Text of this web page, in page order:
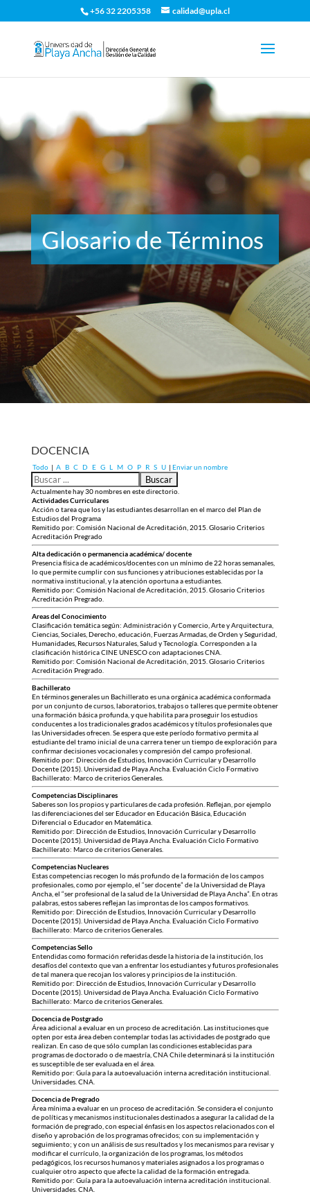
+56 32 2205358 calidad@upla.cl
Glosario de Términos
DOCENCIA
Todo | A B C D E G L M O P R S U | Enviar un nombre
Actualmente hay 30 nombres en este directorio.
Actividades Curriculares
Acción o tarea que los y las estudiantes desarrollan en el marco del Plan de
Estudios del Programa
Remitido por: Comisión Nacional de Acreditación, 2015. Glosario Criterios
Acreditación Pregrado
Alta dedicación o permanencia académica/ docente
Presencia física de académicos/docentes con un mínimo de 22 horas semanales,
lo que permite cumplir con sus funciones y atribuciones establecidas por la
normativa institucional, y la atención oportuna a estudiantes.
Remitido por: Comisión Nacional de Acreditación, 2015. Glosario Criterios
Acreditación Pregrado.
Areas del Conocimiento
Clasificación temática según: Administración y Comercio, Arte y Arquitectura,
Ciencias, Sociales, Derecho, educación, Fuerzas Armadas, de Orden y Seguridad,
Humanidades, Recursos Naturales, Salud y Tecnología. Corresponden a la
clasificación histórica CINE UNESCO con adaptaciones CNA.
Remitido por: Comisión Nacional de Acreditación, 2015. Glosario Criterios
Acreditación Pregrado.
Bachillerato
En términos generales un Bachillerato es una orgánica académica conformada
por un conjunto de cursos, laboratorios, trabajos o talleres que permite obtener
una formación básica profunda, y que habilita para proseguir los estudios
conducentes a los tradicionales grados académicos y títulos profesionales que
las Universidades ofrecen. Se espera que este período formativo permita al
estudiante del tramo inicial de una carrera tener un tiempo de exploración para
confirmar decisiones vocacionales y compresión del campo profesional.
Remitido por: Dirección de Estudios, Innovación Curricular y Desarrollo
Docente (2015). Universidad de Playa Ancha. Evaluación Ciclo Formativo
Bachillerato: Marco de criterios Generales.
Competencias Disciplinares
Saberes son los propios y particulares de cada profesión. Reflejan, por ejemplo
las diferenciaciones del ser Educador en Educación Básica, Educación
Diferencial o Educador en Matemática.
Remitido por: Dirección de Estudios, Innovación Curricular y Desarrollo
Docente (2015). Universidad de Playa Ancha. Evaluación Ciclo Formativo
Bachillerato: Marco de criterios Generales.
Competencias Nucleares
Estas competencias recogen lo más profundo de la formación de los campos
profesionales, como por ejemplo, el “ser docente” de la Universidad de Playa
Ancha, el “ser profesional de la salud de la Universidad de Playa Ancha”. En otras
palabras, estos saberes reflejan las improntas de los campos formativos.
Remitido por: Dirección de Estudios, Innovación Curricular y Desarrollo
Docente (2015). Universidad de Playa Ancha. Evaluación Ciclo Formativo
Bachillerato: Marco de criterios Generales.
Competencias Sello
Entendidas como formación referidas desde la historia de la institución, los
desafíos del contexto que van a enfrentar los estudiantes y futuros profesionales
de tal manera que recojan los valores y principios de la institución.
Remitido por: Dirección de Estudios, Innovación Curricular y Desarrollo
Docente (2015). Universidad de Playa Ancha. Evaluación Ciclo Formativo
Bachillerato: Marco de criterios Generales.
Docencia de Postgrado
Área adicional a evaluar en un proceso de acreditación. Las instituciones que
opten por esta área deben contemplar todas las actividades de postgrado que
realizan. En caso de que sólo cumplan las condiciones establecidas para
programas de doctorado o de maestría, CNA Chile determinará si la institución
es susceptible de ser evaluada en el área.
Remitido por: Guía para la autoevaluación interna acreditación institucional.
Universidades. CNA.
Docencia de Pregrado
Área mínima a evaluar en un proceso de acreditación. Se considera el conjunto
de políticas y mecanismos institucionales destinados a asegurar la calidad de la
formación de pregrado, con especial énfasis en los aspectos relacionados con el
diseño y aprobación de los programas ofrecidos; con su implementación y
seguimiento; y con un análisis de sus resultados y los mecanismos para revisar y
modificar el currículo, la organización de los programas, los métodos
pedagógicos, los recursos humanos y materiales asignados a los programas o
cualquier otro aspecto que afecte la calidad de la formación entregada.
Remitido por: Guía para la autoevaluación interna acreditación institucional.
Universidades. CNA.